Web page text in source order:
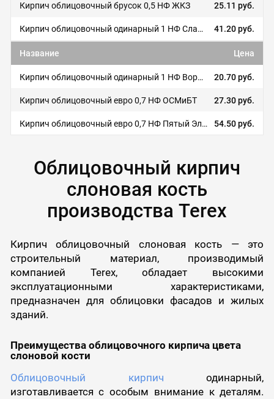
Кирпич облицовочный брусок 0,5 НФ ЖКЗ 25.11 руб.
Кирпич облицовочный одинарный 1 НФ Славянский кирпич 41.20 руб.
Название Цена
Кирпич облицовочный одинарный 1 НФ Воротынский кирпич 20.70 руб.
Кирпич облицовочный евро 0,7 НФ ОСМиБТ 27.30 руб.
Кирпич облицовочный евро 0,7 НФ Пятый Элемент 54.50 руб.
Облицовочный кирпич
слоновая кость
производства Terex
Кирпич облицовочный слоновая кость — это
строительный материал, производимый
компанией Terex, обладает высокими
эксплуатационными характеристиками,
предназначен для облицовки фасадов и жилых
зданий.
Преимущества облицовочного кирпича цвета
слоновой кости
Облицовочный кирпич одинарный,
изготавливается с особым внимание к деталям.